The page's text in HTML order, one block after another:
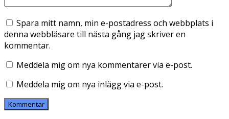
Spara mitt namn, min e-postadress och webbplats i
denna webbläsare till nästa gång jag skriver en
kommentar.
Meddela mig om nya kommentarer via e-post.
Meddela mig om nya inlägg via e-post.